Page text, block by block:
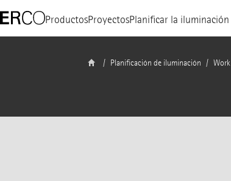
ProductosProyectosPlanificar la iluminación
Planificación de iluminación Work